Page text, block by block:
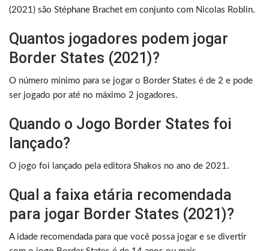
(2021) são Stéphane Brachet em conjunto com Nicolas Roblin.
Quantos jogadores podem jogar
Border States (2021)?
O número mínimo para se jogar o Border States é de 2 e pode
ser jogado por até no máximo 2 jogadores.
Quando o Jogo Border States foi
lançado?
O jogo foi lançado pela editora Shakos no ano de 2021.
Qual a faixa etária recomendada
para jogar Border States (2021)?
A idade recomendada para que você possa jogar e se divertir